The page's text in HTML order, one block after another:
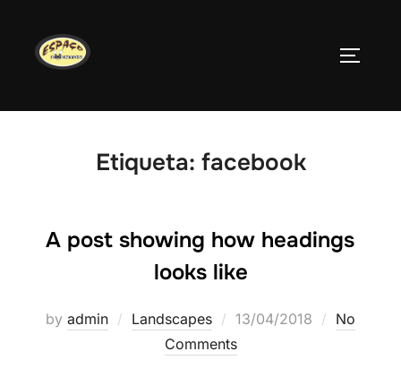
content
Etiqueta: facebook
A post showing how headings
looks like
by admin Landscapes
Posted
on
13/04/2018
No
Comments